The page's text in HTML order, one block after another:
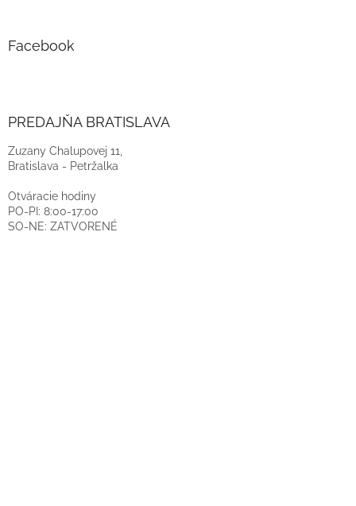
Facebook
PREDAJŇA BRATISLAVA
Zuzany Chalupovej 11,
Bratislava - Petržalka
Otváracie hodiny
PO-PI: 8:00-17:00
SO-NE: ZATVORENÉ